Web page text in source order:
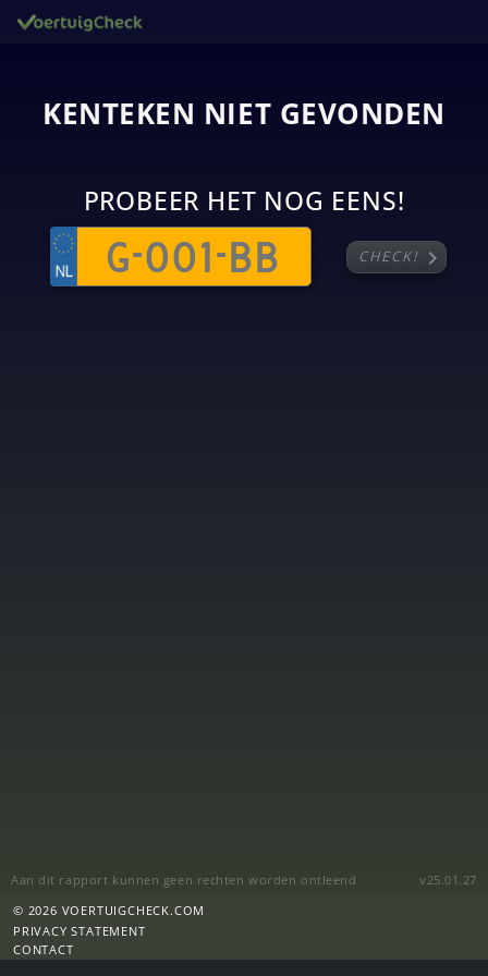
KENTEKEN NIET GEVONDEN
PROBEER HET NOG EENS!
CHECK! chevron_right
Aan dit rapport kunnen geen rechten worden ontleend
v25.01.27
© 2026 VOERTUIGCHECK.COM
PRIVACY STATEMENT
CONTACT